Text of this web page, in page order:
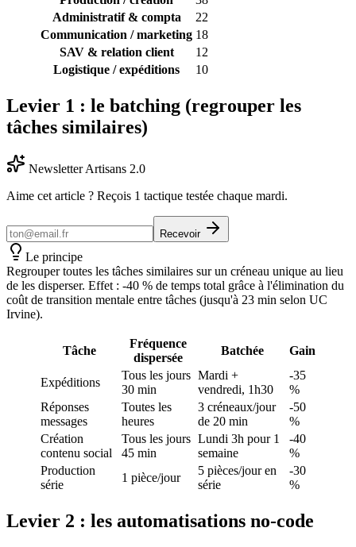
Administratif & compta
22
Communication / marketing 18
SAV & relation client
12
Logistique / expéditions
10
Levier 1 : le batching (regrouper les
tâches similaires)
Newsletter Artisans 2.0
Aime cet article ? Reçois 1 tactique testée chaque mardi.
Recevoir
Le principe
Regrouper toutes les tâches similaires sur un créneau unique au lieu
de les disperser. Effet : -40 % de temps total grâce à l'élimination du
coût de transition mentale entre tâches (jusqu'à 23 min selon UC
Irvine).
Tâche
Fréquence
dispersée
Batchée Gain
Expéditions
Tous les jours
30 min
Mardi +
vendredi, 1h30
-35
%
Réponses
messages
Toutes les
heures
3 créneaux/jour
de 20 min
-50
%
Création
contenu social
Tous les jours
45 min
Lundi 3h pour 1
semaine
-40
%
Production
série
1 pièce/jour
5 pièces/jour en
série
-30
%
Levier 2 : les automatisations no-code